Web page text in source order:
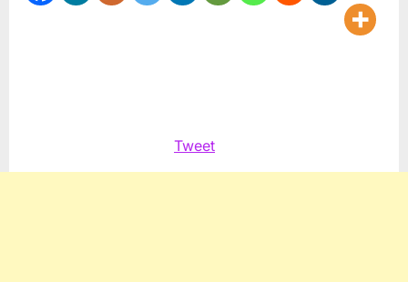
الانتفاضة
Tweet